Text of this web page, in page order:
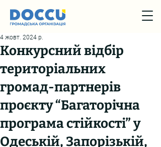
Конкурсний відбір
територіальних
громад-партнерів
проєкту “Багаторічна
програма стійкості” у
Одеській, Запорізькій,
4 жовт. 2024 р.